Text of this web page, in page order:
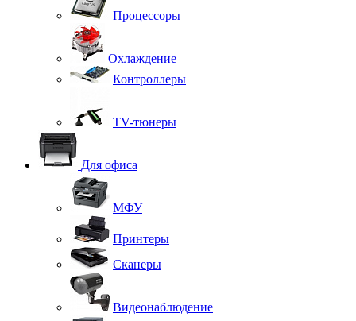
Процессоры
Охлаждение
Контроллеры
TV-тюнеры
Для офиса
МФУ
Принтеры
Сканеры
Видеонаблюдение